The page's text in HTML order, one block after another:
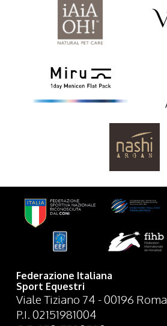
Federazione Italiana
Sport Equestri
Viale Tiziano 74 - 00196 Roma
P.I. 02151981004